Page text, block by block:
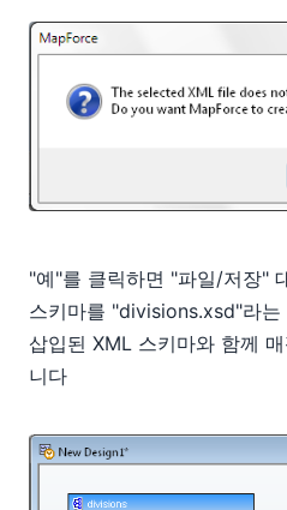
"예"를 클릭하면 "파일/저장"
스키마를 "divisions.xsd"라는
삽입된 XML 스키마와 함께
니다